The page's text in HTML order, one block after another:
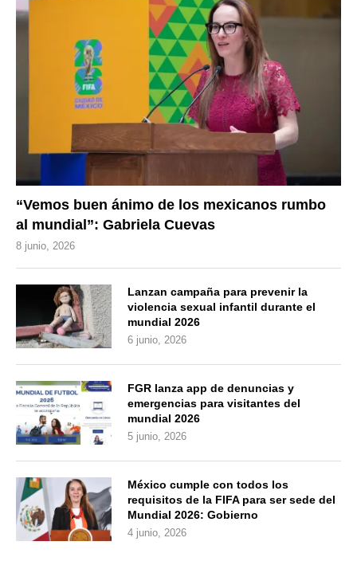
“Vemos buen ánimo de los mexicanos rumbo
al mundial”: Gabriela Cuevas
8 junio, 2026
Lanzan campaña para prevenir la
violencia sexual infantil durante el
mundial 2026
6 junio, 2026
FGR lanza app de denuncias y
emergencias para visitantes del
mundial 2026
5 junio, 2026
México cumple con todos los
requisitos de la FIFA para ser sede del
Mundial 2026: Gobierno
4 junio, 2026